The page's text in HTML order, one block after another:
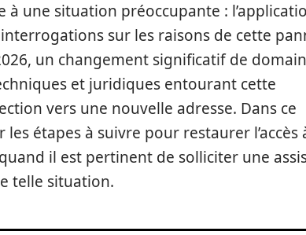
une situation préoccupante :
sur les raisons de cette
un changement significatif de
et juridiques entourant cette
vers une nouvelle adresse. Dans ce
étapes à suivre pour restaurer l’accès
il est pertinent de solliciter une
telle situation.